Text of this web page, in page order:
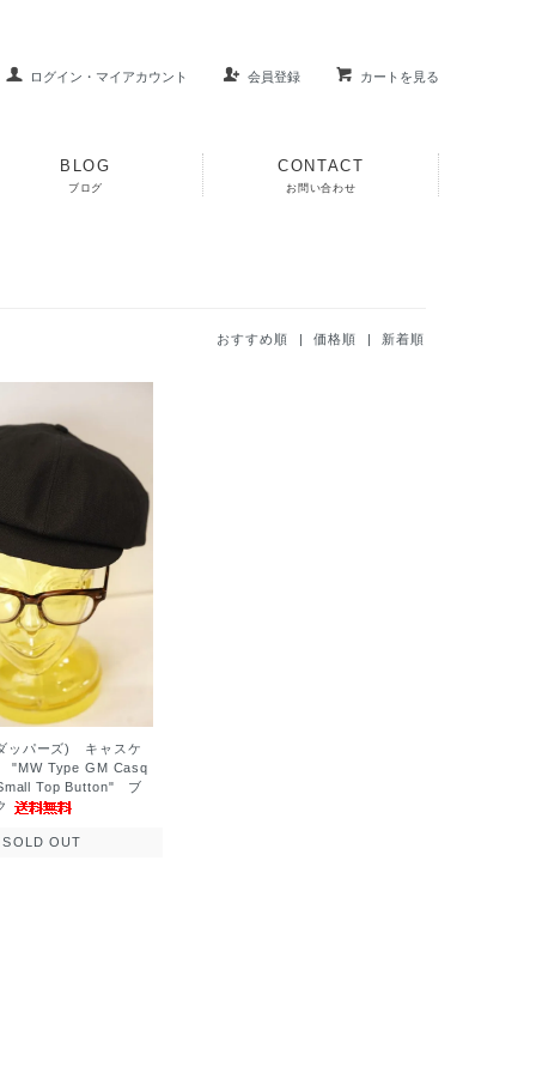
ログイン・マイアカウント 会員登録 カートを見る
BLOG
ブログ
CONTACT
お問い合わせ
おすすめ順 | 価格順 新着順
ッパーズ) キャスケ
Type GM Casq
Top Button" ブ
SOLD OUT